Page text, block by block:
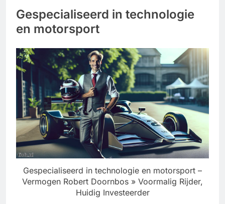
Gespecialiseerd in technologie
en motorsport
Gespecialiseerd in technologie en motorsport –
Vermogen Robert Doornbos » Voormalig Rijder,
Huidig Investeerder